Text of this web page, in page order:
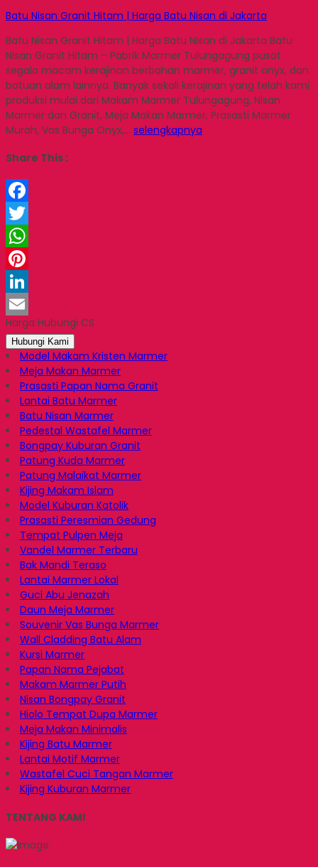
Batu Nisan Granit Hitam | Harga Batu Nisan di Jakarta
Batu Nisan Granit Hitam | Harga Batu Nisan di Jakarta Batu
Nisan Granit Hitam – Pabrik Marmer Tulungagung pusat
segala macam kerajinan berbahan marmer, granit onyx, dan
batuan alam lainnya. Banyak sekali kerajinan yang telah kami
produksi mulai dari Makam Marmer Tulungagung, Nisan
Marmer dan Granit, Meja Makan Marmer, Prasasti Marmer
Murah, Vas Bunga Onyx,… selengkapnya
Share This :
Facebook
Twitter
WhatsApp
Pinterest
LinkedIn
Email
Harga Hubungi CS
Hubungi Kami
Model Makam Kristen Marmer
Meja Makan Marmer
Prasasti Papan Nama Granit
Lantai Batu Marmer
Batu Nisan Marmer
Pedestal Wastafel Marmer
Bongpay Kuburan Granit
Patung Kuda Marmer
Patung Malaikat Marmer
Kijing Makam Islam
Model Kuburan Katolik
Prasasti Peresmian Gedung
Tempat Pulpen Meja
Vandel Marmer Terbaru
Bak Mandi Teraso
Lantai Marmer Lokal
Guci Abu Jenazah
Daun Meja Marmer
Souvenir Vas Bunga Marmer
Wall Cladding Batu Alam
Kursi Marmer
Papan Nama Pejabat
Makam Marmer Putih
Nisan Bongpay Granit
Hiolo Tempat Dupa Marmer
Meja Makan Minimalis
Kijing Batu Marmer
Lantai Motif Marmer
Wastafel Cuci Tangan Marmer
Kijing Kuburan Marmer
TENTANG KAMI